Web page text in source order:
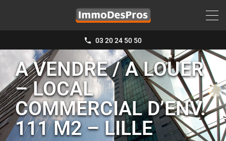
03 20 24 50 50
A VENDRE / A LOUER
– LOCAL
COMMERCIAL D’ENV.
111 M2 – LILLE